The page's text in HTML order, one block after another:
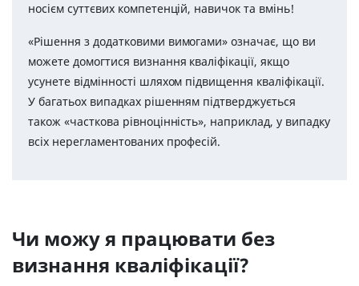
носієм суттєвих компетенцій, навичок та вмінь!
«Рішення з додатковими вимогами» означає, що ви
можете домогтися визнання кваліфікації, якщо
усунете відмінності шляхом підвищення кваліфікації.
У багатьох випадках рішенням підтверджується
також «часткова рівноцінність», наприклад, у випадку
всіх нерегламентованих професій.
Чи можу я працювати без
визнання кваліфікації?